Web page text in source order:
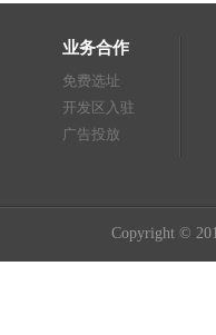
业务合作
免费选址
开发区入驻
广告投放
Copyright ©